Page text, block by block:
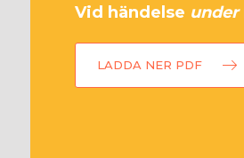
Vid händelse under
LADDA NER PDF